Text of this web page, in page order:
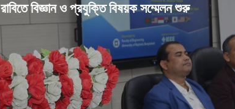
রাবিতে বিজ্ঞান ও প্রযুক্তি বিষয়ক সম্মেলন শুরু